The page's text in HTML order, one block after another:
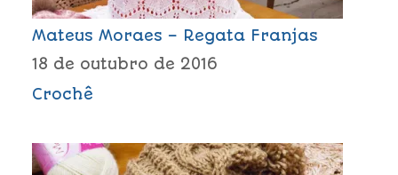
Mateus Moraes – Regata Franjas
18 de outubro de 2016
Crochê